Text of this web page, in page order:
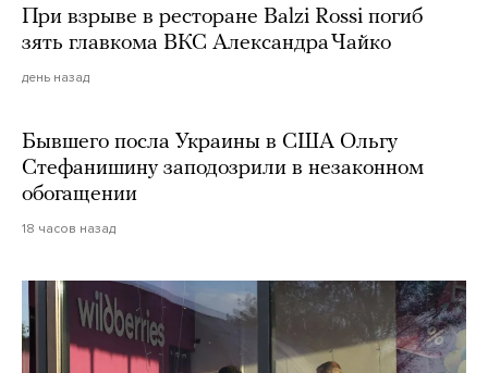
При взрыве в ресторане Balzi Rossi погиб
зять главкома ВКС Александра Чайко
день назад
Бывшего посла Украины в США Ольгу
Стефанишину заподозрили в незаконном
обогащении
18 часов назад